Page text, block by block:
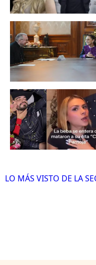
LO MÁS VISTO DE LA